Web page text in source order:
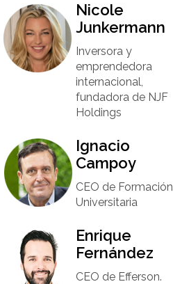
Nicole
Junkermann​
Inversora y
emprendedora
internacional,
fundadora de NJF
Holdings
Ignacio
Campoy​
CEO de Formación
Universitaria​
Enrique
Fernández
CEO de Efferson.